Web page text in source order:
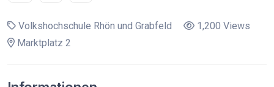
Volkshochschule Rhön und Grabfeld
1,200 Views
Marktplatz 2